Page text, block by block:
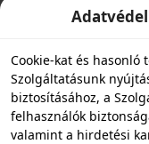
Cookie-kat és hasonló
Szolgáltatásunk
biztosításához, a
felhasználók
valamint a hirdetési